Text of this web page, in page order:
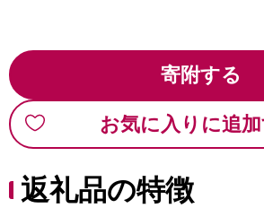
寄附する
お気に入りに追
返礼品の特徴